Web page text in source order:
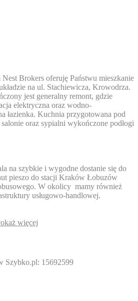
Brokers oferuję Państwu mieszkanie
na ul. Stachiewicza, Krowodrza.
jest generalny remont, gdzie
elektryczna oraz wodno-
łazienka. Kuchnia przygotowana pod
oraz sypialni wykończone podłogi
na szybkie i wygodne dostanie się do
pieszo do stacji Kraków Łobuzów
W okolicy mamy również
usługowo-handlowej.
więcej
Szybko.pl: 15692599